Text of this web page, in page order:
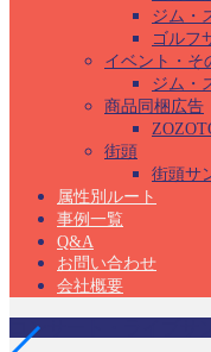
ジム・
ゴルフ
イベント・そ
ジム・
商品同梱広告
街頭
街頭サ
属性別ルート
事例一覧
Q&A
お問い合わせ
会社概要
コンサート・ライブサ